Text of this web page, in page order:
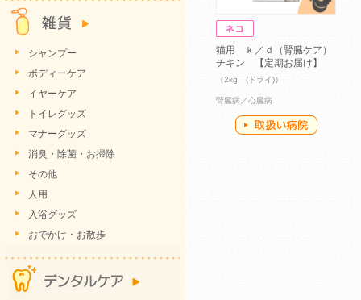
猫用 ｋ／ｄ（腎臓ケア）
チキン 【定期お届け】
（2kg (ドライ)）
腎臓病／心臓病
シャンプー
ボディーケア
イヤーケア
トイレグッズ
マナーグッズ
消臭・除菌・お掃除
その他
人用
入浴グッズ
おでかけ・お散歩